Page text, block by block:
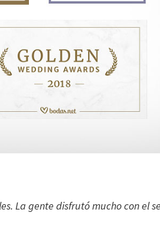
La gente disfrutó mucho con el